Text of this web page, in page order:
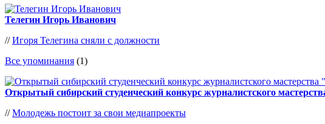
Телегин Игорь Иванович
//Игоря Телегина сняли с должности
Все упоминания (1)
Открытый сибирский студенческий конкурс журналистского
//Молодежь постоит за свои медиапроекты